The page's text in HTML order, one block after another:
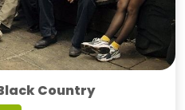
Country